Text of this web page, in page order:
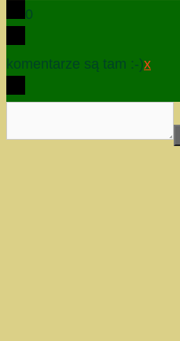
0
komentarze są tam :-)x